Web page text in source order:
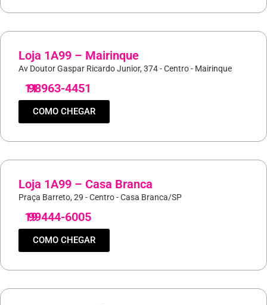
Loja 1A99 – Mairinque
Av Doutor Gaspar Ricardo Junior, 374 - Centro - Mairinque
11
98963-4451
COMO CHEGAR
Loja 1A99 – Casa Branca
Praça Barreto, 29 - Centro - Casa Branca/SP
19
99444-6005
COMO CHEGAR